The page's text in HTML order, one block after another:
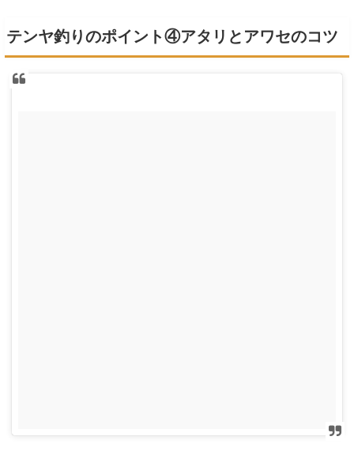
テンヤ釣りのポイント④アタリとアワセのコツ